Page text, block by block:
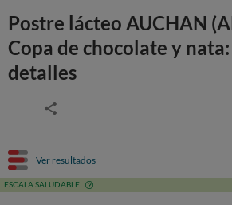
Postre lácteo AUCHAN
Copa de chocolate y
detalles
Ver resultados
ESCALA SALUDABLE